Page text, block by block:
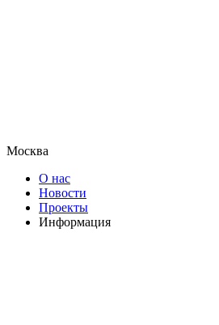
Москва
О нас
Новости
Проекты
Информация